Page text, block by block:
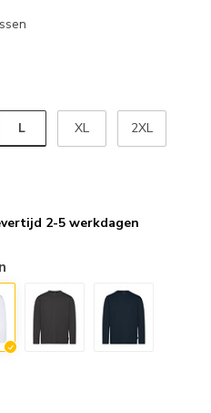
L XL 2XL
2-5 werkdagen